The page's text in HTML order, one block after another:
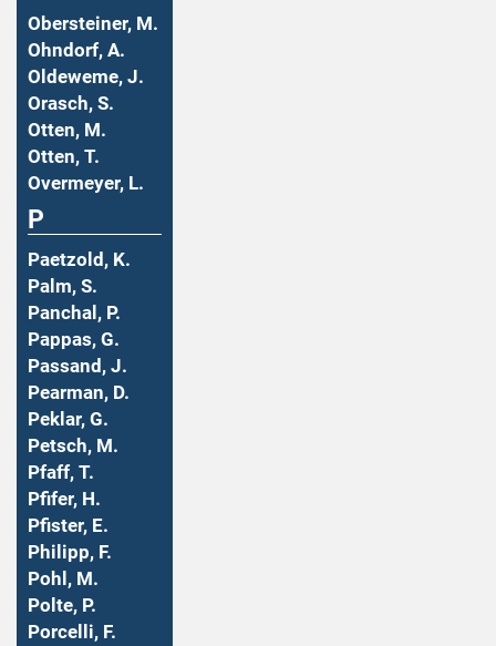
Obersteiner, M.
Ohndorf, A.
Oldeweme, J.
Orasch, S.
Otten, M.
Otten, T.
Overmeyer, L.
P
Paetzold, K.
Palm, S.
Panchal, P.
Pappas, G.
Passand, J.
Pearman, D.
Peklar, G.
Petsch, M.
Pfaff, T.
Pfifer, H.
Pfister, E.
Philipp, F.
Pohl, M.
Polte, P.
Porcelli, F.